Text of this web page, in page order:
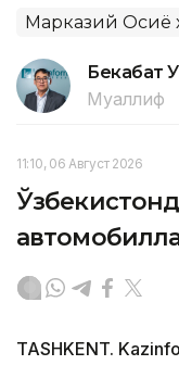
Марказий Осиё
Бекабат
Муаллиф
11:10, 06 Август 2026
TASHKENT.